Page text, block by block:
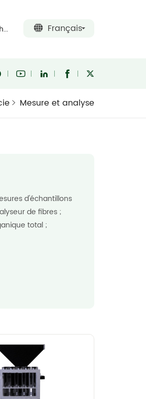
Français
Mesure et analyse
d'échantillons
de fibres ;
total ;